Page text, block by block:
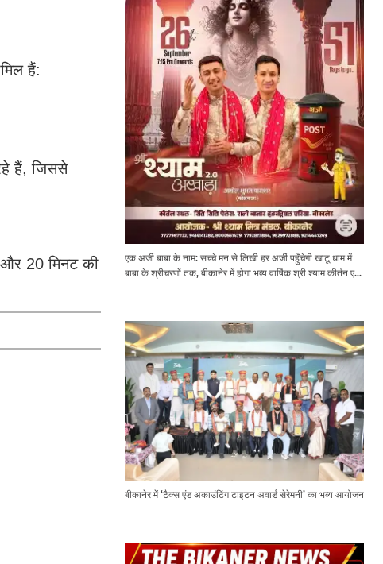
हैं:
हैं, जिससे
और 20 मिनट की
एक अर्जी बाबा के नाम: सच्चे मन से लिखी हर अर्जी पहुँचेगी खाटू धाम में
बाबा के श्रीचरणों तक, बीकानेर में होगा भव्य वार्षिक श्री श्याम कीर्तन एवं
बीकानेर में ‘टैक्स एंड अकाउंटिंग टाइटन अवार्ड सेरेमनी’ का भव्य आयोजन